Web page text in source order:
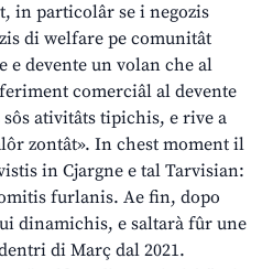
in particolâr se i negozis
di welfare pe comunitât
e devente un volan che al
comerciâl al devente
ativitâts tipichis, e rive a
zontât». In chest moment il
in Cjargne e tal Tarvisian:
furlanis. Ae fin, dopo
dinamichis, e saltarà fûr une
di Març dal 2021.